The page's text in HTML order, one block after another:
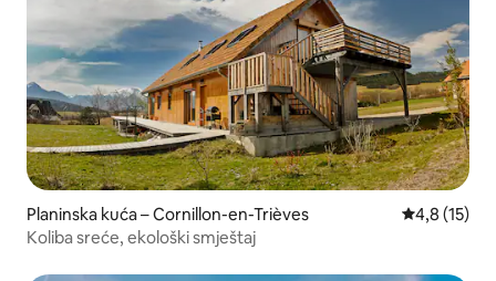
Planinska kuća – Cornillon-en-Trièves Prosječna
4,8 (15)
Koliba sreće, ekološki smještaj